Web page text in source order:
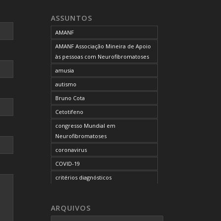
neurofibromatose do tipo 2
neurofibromatoses
OCUPAÇÃO DO BLOG
onde tratar
problemas comportamentais
reunião mensal da AMANF
selumetinibe
Sem categoria
SUS
TDAH
tratamento
periférico
ASSUNTOS
AMANF
AMANF Associação Mineira de Apoio
às pessoas com Neurofibromatoses
amusia
autismo
Bruno Cota
Cetotifeno
congresso Mundial em
Neurofibromatoses
coronavirus
COVID-19
critérios diagnósticos
curso de capacitação
ARQUIVOS